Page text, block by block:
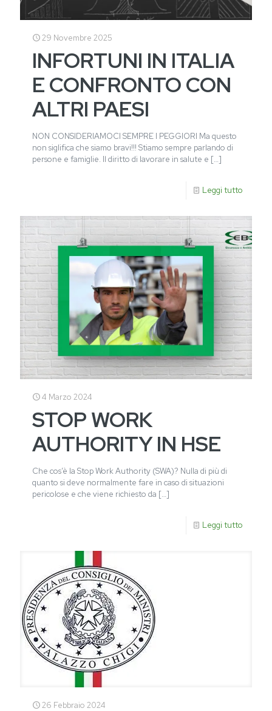
29 Novembre 2025
INFORTUNI IN ITALIA
E CONFRONTO CON
ALTRI PAESI
NON CONSIDERIAMOCI SEMPRE I PEGGIORI Ma questo
non siglifica che siamo bravi!!! Stiamo sempre parlando di
persone e famiglie. Il diritto di lavorare in salute e […]
Leggi tutto
4 Marzo 2024
STOP WORK
AUTHORITY IN HSE
Che cos’è la Stop Work Authority (SWA)? Nulla di più di
quanto si deve normalmente fare in caso di situazioni
pericolose e che viene richiesto da […]
Leggi tutto
26 Febbraio 2024